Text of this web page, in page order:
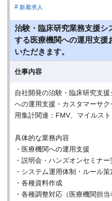
新着求人
治験・臨床研究業務支援シ
する医療機関への運用支援
いただきます。
仕事内容
自社開発の治験・臨床研究支
への運用支援・カスタマーサ
用集計関連：FMV、マイルスト
具体的な業務内容
・医療機関への運用支援
・説明会・ハンズオンセミナー
・システム運用体制・ルール策
・各種資料作成
・各種調整対応（医療機関担当